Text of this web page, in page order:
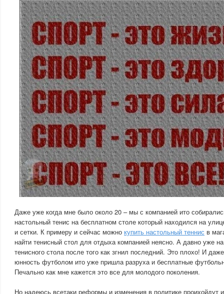
Даже уже когда мне было около 20 – мы с компанией ито
настольный тенис на бесплатном столе который находился на
и сетки. К примеру и сейчас можно купить настольный теннис в
найти тенисный стол для отдыха компанией неясно. А давно уже
тенисного стола после того как згнил последний. Это плохо! И
юнность футболом ито уже пришла разруха и бесплатные
Печально как мне кажется это все для молодого поколения.
Но надеюсь всетаки реформы и изменения в политике